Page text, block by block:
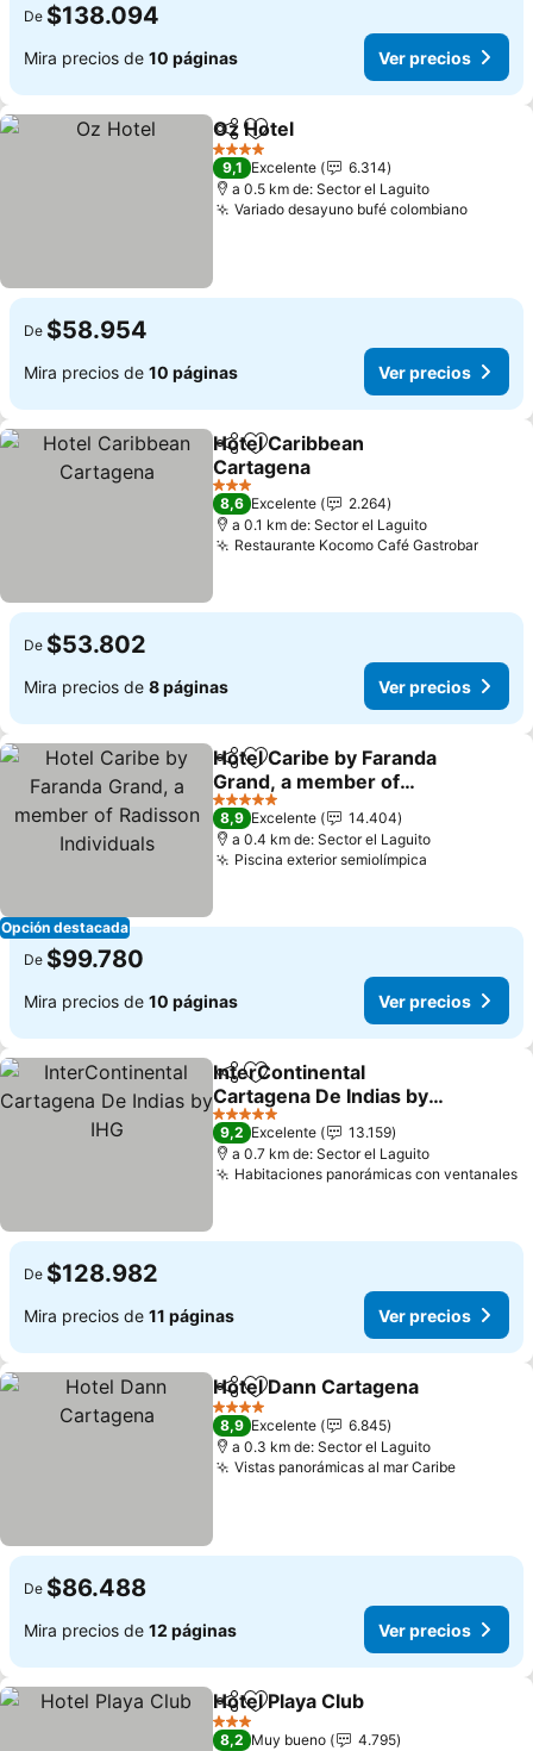
De $138.094
Mira precios de 10 páginas Ver precios
CompartirAgregar a favoritos
Oz Hotel
4 Estrellas
9,1 Excelente
6.314
a 0.5 km de: Sector el Laguito
Variado desayuno bufé colombianoVer
De $58.954
Mira precios de 10 páginas Ver precios
CompartirAgregar a favoritos
Hotel Caribbean
Cartagena
Ver precios
3 Estrellas
8,6 Excelente
2.264
a 0.1 km de: Sector el Laguito
Restaurante Kocomo Café GastrobarVer
De $53.802
Mira precios de 8 páginas Ver precios
Opción destacada
CompartirAgregar a favoritos
Hotel Caribe by Faranda
Grand, a member of
Radisson Individuals
Ver precios
5 Estrellas
8,9 Excelente
14.404
a 0.4 km de: Sector el Laguito
Piscina exterior semiolímpica
De $99.780
Mira precios de 10 páginas Ver precios
CompartirAgregar a favoritos
InterContinental
Cartagena De Indias by
IHG
Ver precios
5 Estrellas
9,2 Excelente
13.159
a 0.7 km de: Sector el Laguito
Habitaciones panorámicas con ventanales
De $128.982
Mira precios de 11 páginas Ver precios
CompartirAgregar a favoritos
Hotel Dann Cartagena
4 Estrellas
8,9 Excelente
6.845
a 0.3 km de: Sector el Laguito
Vistas panorámicas al mar CaribeVer
De $86.488
Mira precios de 12 páginas Ver precios
CompartirAgregar a favoritos
Hotel Playa Club
3 Estrellas
8,2 Muy bueno
4.795